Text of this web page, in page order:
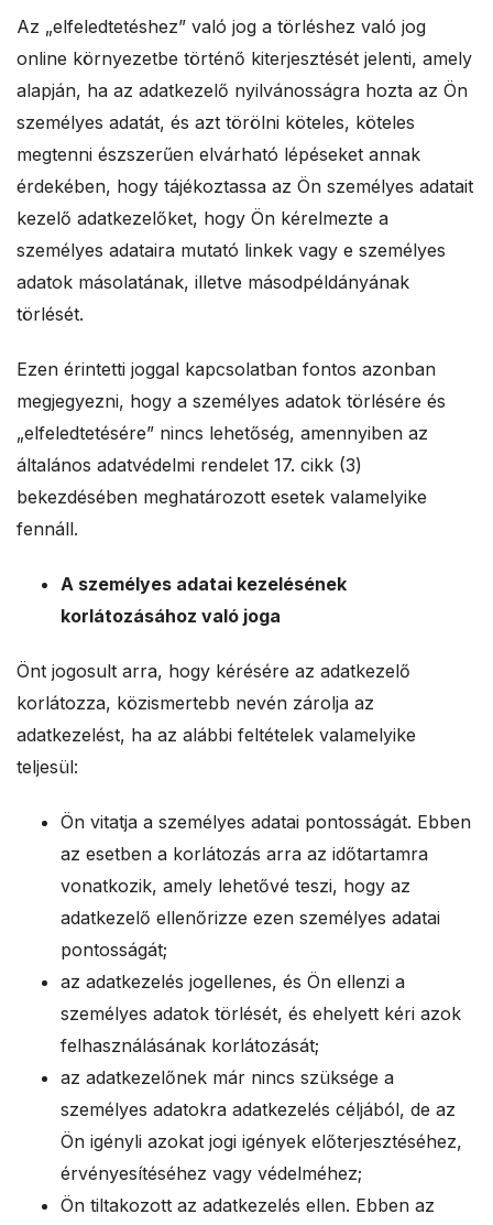
Az „elfeledtetéshez” való jog a törléshez való jog
online környezetbe történő kiterjesztését jelenti, amely
alapján, ha az adatkezelő nyilvánosságra hozta az Ön
személyes adatát, és azt törölni köteles, köteles
megtenni észszerűen elvárható lépéseket annak
érdekében, hogy tájékoztassa az Ön személyes adatait
kezelő adatkezelőket, hogy Ön kérelmezte a
személyes adataira mutató linkek vagy e személyes
adatok másolatának, illetve másodpéldányának
törlését.
Ezen érintetti joggal kapcsolatban fontos azonban
megjegyezni, hogy a személyes adatok törlésére és
„elfeledtetésére” nincs lehetőség, amennyiben az
általános adatvédelmi rendelet 17. cikk (3)
bekezdésében meghatározott esetek valamelyike
fennáll.
A személyes adatai kezelésének
korlátozásához való joga
Önt jogosult arra, hogy kérésére az adatkezelő
korlátozza, közismertebb nevén zárolja az
adatkezelést, ha az alábbi feltételek valamelyike
teljesül:
Ön vitatja a személyes adatai pontosságát. Ebben
az esetben a korlátozás arra az időtartamra
vonatkozik, amely lehetővé teszi, hogy az
adatkezelő ellenőrizze ezen személyes adatai
pontosságát;
az adatkezelés jogellenes, és Ön ellenzi a
személyes adatok törlését, és ehelyett kéri azok
felhasználásának korlátozását;
az adatkezelőnek már nincs szüksége a
személyes adatokra adatkezelés céljából, de az
Ön igényli azokat jogi igények előterjesztéséhez,
érvényesítéséhez vagy védelméhez;
Ön tiltakozott az adatkezelés ellen. Ebben az